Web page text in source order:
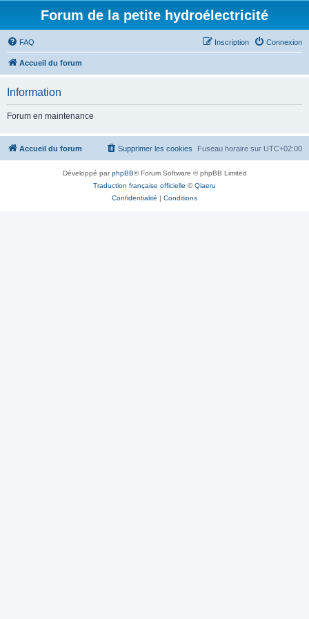
Forum de la petite hydroélectricité
FAQ Connexion
Inscription
Accueil du forum
Information
Forum en maintenance
Accueil du forum Fuseau horaire sur UTC+02:00
Supprimer les cookies
Développé parphpBB® Forum Software © phpBB Limited
Traduction française officielle ©Qiaeru
Confidentialité | Conditions